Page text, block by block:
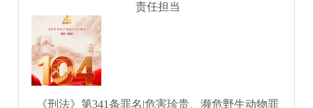
责任担当
《刑法》第341条罪名|危害珍贵、濒危野生动物罪